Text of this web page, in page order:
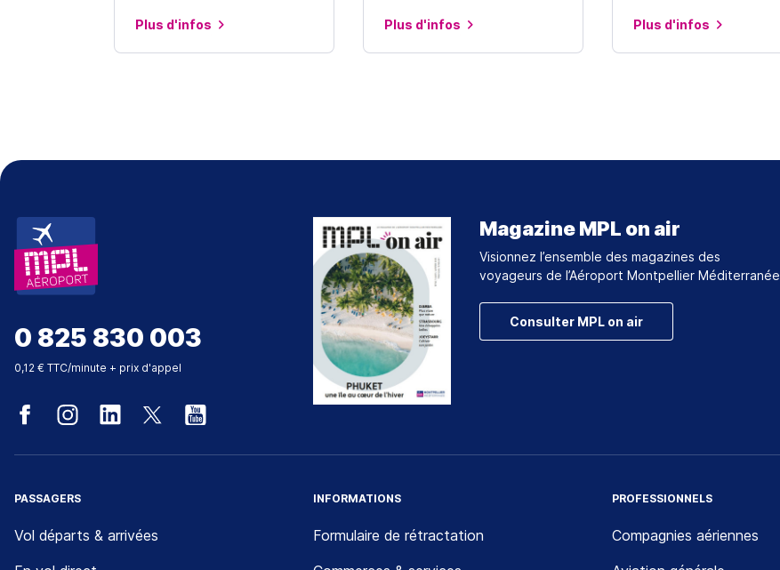
Plus d'infos Plus d'infos Plus d'infos
0 825 830 003
0,12 € TTC/minute + prix d'appel
Magazine MPL on air
Visionnez l’ensemble des magazines des
voyageurs de l’Aéroport Montpellier Méditerranée
Consulter MPL on air
PASSAGERS
Vol départs & arrivées
INFORMATIONS
Formulaire de rétractation
PROFESSIONNELS
Compagnies aériennes